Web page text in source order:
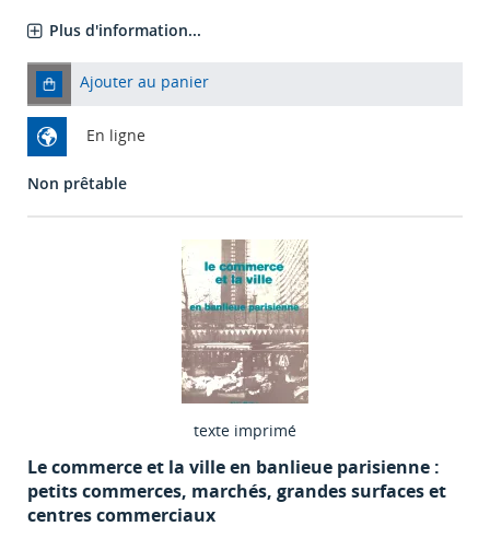
Plus d'information...
Ajouter au panier
En ligne
Non prêtable
texte imprimé
Le commerce et la ville en banlieue parisienne :
petits commerces, marchés, grandes surfaces et
centres commerciaux